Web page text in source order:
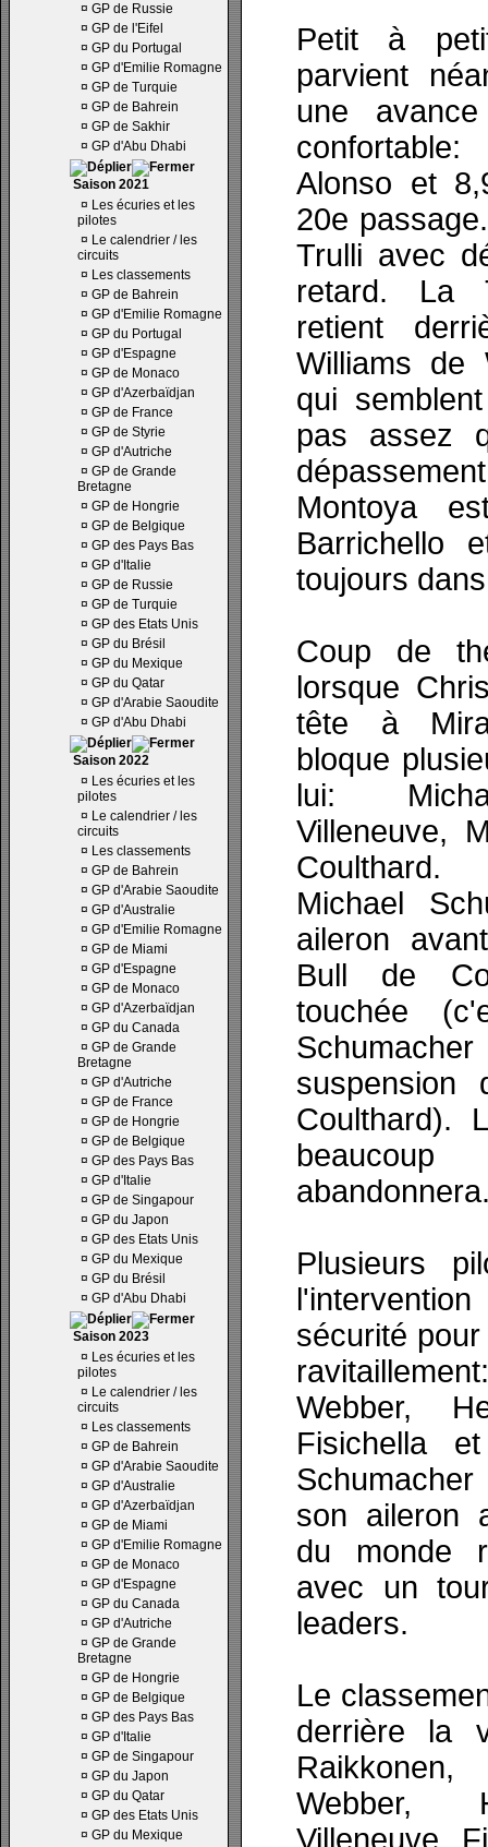
¤ GP de Russie
¤ GP de l'Eifel
¤ GP du Portugal
¤ GP d'Emilie Romagne
¤ GP de Turquie
¤ GP de Bahrein
¤ GP de Sakhir
¤ GP d'Abu Dhabi
Saison 2021
¤ Les écuries et les
pilotes
¤ Le calendrier / les
circuits
¤ Les classements
¤ GP de Bahrein
¤ GP d'Emilie Romagne
¤ GP du Portugal
¤ GP d'Espagne
¤ GP de Monaco
¤ GP d'Azerbaïdjan
¤ GP de France
¤ GP de Styrie
¤ GP d'Autriche
¤ GP de Grande
Bretagne
¤ GP de Hongrie
¤ GP de Belgique
¤ GP des Pays Bas
¤ GP d'Italie
¤ GP de Russie
¤ GP de Turquie
¤ GP des Etats Unis
¤ GP du Brésil
¤ GP du Mexique
¤ GP du Qatar
¤ GP d'Arabie Saoudite
¤ GP d'Abu Dhabi
Saison 2022
¤ Les écuries et les
pilotes
¤ Le calendrier / les
circuits
¤ Les classements
¤ GP de Bahrein
¤ GP d'Arabie Saoudite
¤ GP d'Australie
¤ GP d'Emilie Romagne
¤ GP de Miami
¤ GP d'Espagne
¤ GP de Monaco
¤ GP d'Azerbaïdjan
¤ GP du Canada
¤ GP de Grande
Bretagne
¤ GP d'Autriche
¤ GP de France
¤ GP de Hongrie
¤ GP de Belgique
¤ GP des Pays Bas
¤ GP d'Italie
¤ GP de Singapour
¤ GP du Japon
¤ GP des Etats Unis
¤ GP du Mexique
¤ GP du Brésil
¤ GP d'Abu Dhabi
Saison 2023
¤ Les écuries et les
pilotes
¤ Le calendrier / les
circuits
¤ Les classements
¤ GP de Bahrein
¤ GP d'Arabie Saoudite
¤ GP d'Australie
¤ GP d'Azerbaïdjan
¤ GP de Miami
¤ GP d'Emilie Romagne
¤ GP de Monaco
¤ GP d'Espagne
¤ GP du Canada
¤ GP d'Autriche
¤ GP de Grande
Bretagne
¤ GP de Hongrie
¤ GP de Belgique
¤ GP des Pays Bas
¤ GP d'Italie
¤ GP de Singapour
¤ GP du Japon
¤ GP du Qatar
¤ GP des Etats Unis
¤ GP du Mexique
Petit à
parvient
une
Alonso et
20e
Trulli avec
retard. La
retient
Williams de
qui
pas assez
Montoya
Barrichello
toujours
Coup de
lorsque
tête à
bloque
lui:
Villeneuve,
Michael
aileron
Bull de
touchée
Coulthard).
Plusieurs
sécurité
Webber,
Fisichella
son aileron
du monde
avec un
leaders.
Le
derrière la
Webber,
Villeneuve,